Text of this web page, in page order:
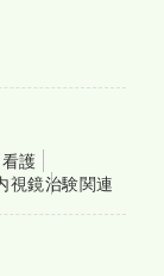
護
視鏡治験関連